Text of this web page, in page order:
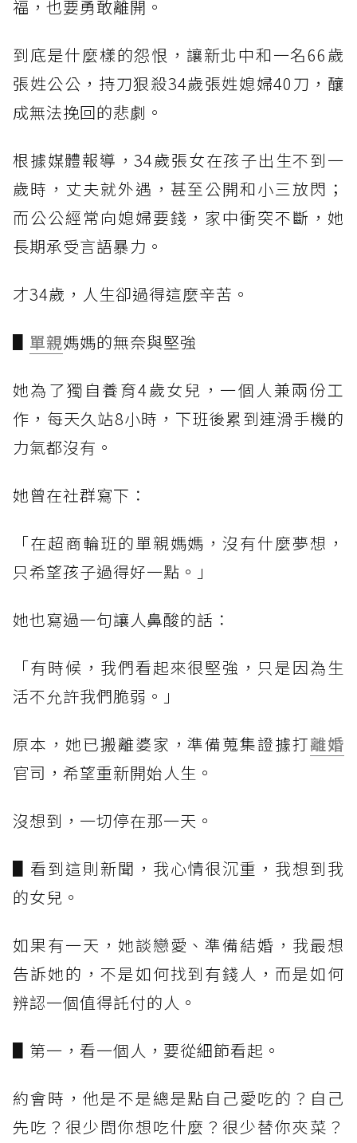
福，也要勇敢離開。
到底是什麼樣的怨恨，讓新北中和一名66歲
張姓公公，持刀狠殺34歲張姓媳婦40刀，釀
成無法挽回的悲劇。
根據媒體報導，34歲張女在孩子出生不到一
歲時，丈夫就外遇，甚至公開和小三放閃；
而公公經常向媳婦要錢，家中衝突不斷，她
長期承受言語暴力。
才34歲，人生卻過得這麼辛苦。
▋ 單親媽媽的無奈與堅強
她為了獨自養育4歲女兒，一個人兼兩份工
作，每天久站8小時，下班後累到連滑手機的
力氣都沒有。
她曾在社群寫下：
「在超商輪班的單親媽媽，沒有什麼夢想，
只希望孩子過得好一點。」
她也寫過一句讓人鼻酸的話：
「有時候，我們看起來很堅強，只是因為生
活不允許我們脆弱。」
原本，她已搬離婆家，準備蒐集證據打離婚
官司，希望重新開始人生。
沒想到，一切停在那一天。
▋看到這則新聞，我心情很沉重，我想到我
的女兒。
如果有一天，她談戀愛、準備結婚，我最想
告訴她的，不是如何找到有錢人，而是如何
辨認一個值得託付的人。
▋第一，看一個人，要從細節看起。
約會時，他是不是總是點自己愛吃的？自己
先吃？很少問你想吃什麼？很少替你夾菜？